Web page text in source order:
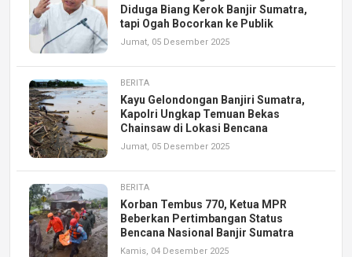
Diduga Biang Kerok Banjir Sumatra,
tapi Ogah Bocorkan ke Publik
Jumat, 05 Desember 2025
BERITA
Kayu Gelondongan Banjiri Sumatra,
Kapolri Ungkap Temuan Bekas
Chainsaw di Lokasi Bencana
Jumat, 05 Desember 2025
BERITA
Korban Tembus 770, Ketua MPR
Beberkan Pertimbangan Status
Bencana Nasional Banjir Sumatra
Kamis, 04 Desember 2025